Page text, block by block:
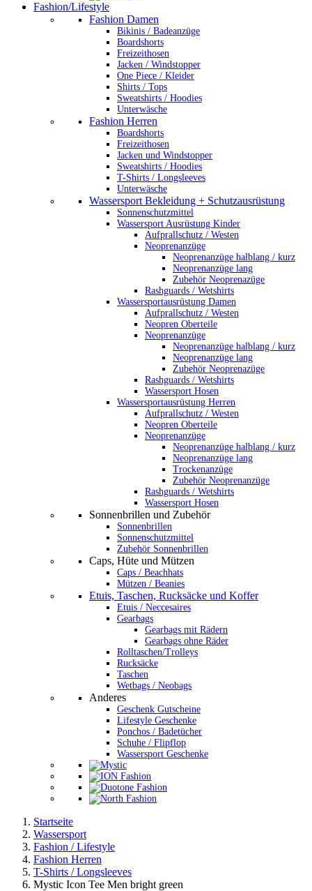
Fashion/Lifestyle
Fashion Damen
Bikinis / Badeanzüge
Boardshorts
Freizeithosen
Jacken / Windstopper
One Piece / Kleider
Shirts / Tops
Sweatshirts / Hoodies
Unterwäsche
Fashion Herren
Boardshorts
Freizeithosen
Jacken und Windstopper
Sweatshirts / Hoodies
T-Shirts / Longsleeves
Unterwäsche
Wassersport Bekleidung + Schutzausrüstung
Sonnenschutzmittel
Wassersport Ausrüstung Kinder
Aufprallschutz / Westen
Neoprenanzüge
Neoprenanzüge halblang / kurz
Neoprenanzüge lang
Zubehör Neoprenazüge
Rashguards / Wetshirts
Wassersportausrüstung Damen
Aufprallschutz / Westen
Neopren Oberteile
Neoprenanzüge
Neoprenanzüge halblang / kurz
Neoprenanzüge lang
Zubehör Neoprenazüge
Rashguards / Wetshirts
Wassersport Hosen
Wassersportausrüstung Herren
Aufprallschutz / Westen
Neopren Oberteile
Neoprenanzüge
Neoprenanzüge halblang / kurz
Neoprenanzüge lang
Trockenanzüge
Zubehör Neoprenanzüge
Rashguards / Wetshirts
Wassersport Hosen
Sonnenbrillen und Zubehör
Sonnenbrillen
Sonnenschutzmittel
Zubehör Sonnenbrillen
Caps, Hüte und Mützen
Caps / Beachhats
Mützen / Beanies
Etuis, Taschen, Rucksäcke und Koffer
Etuis / Neccesaires
Gearbags
Gearbags mit Rädern
Gearbags ohne Räder
Rolltaschen/Trolleys
Rucksäcke
Taschen
Wetbags / Neobags
Anderes
Geschenk Gutscheine
Lifestyle Geschenke
Ponchos / Badetücher
Schuhe / Flipflop
Wassersport Geschenke
Startseite
Wassersport
Fashion / Lifestyle
Fashion Herren
T-Shirts / Longsleeves
Mystic Icon Tee Men bright green